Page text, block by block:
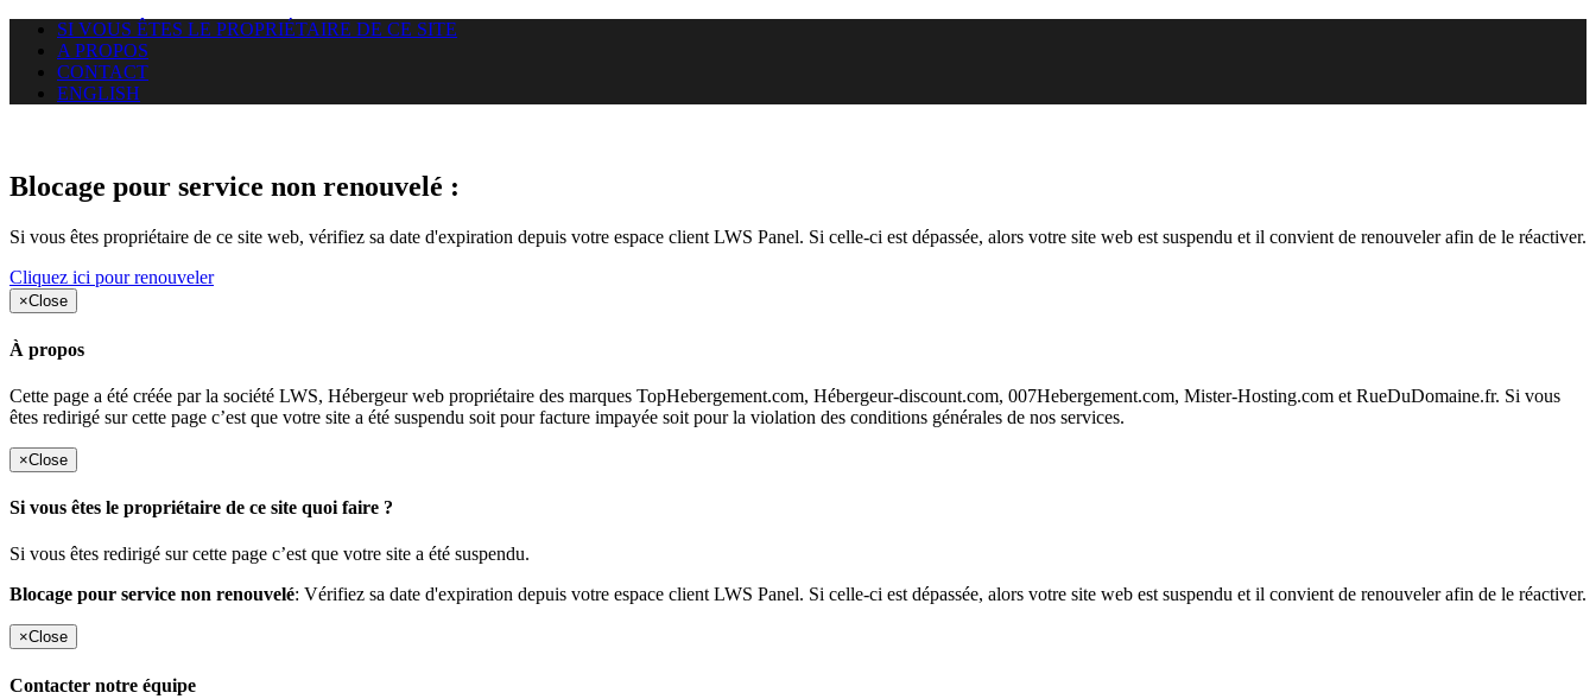
SI VOUS ÊTES LE PROPRIÉTAIRE DE CE SITE
A PROPOS
CONTACT
ENGLISH
Blocage pour service non renouvelé :
Si vous êtes propriétaire de ce site web, vérifiez sa date d'expiration depuis votre espace client LWS Panel. Si celle-ci est dépassée, alors votre site web est suspendu et il convient de renouveler afin de le réactiver.
Cliquez ici pour renouveler
×Close
À propos
Cette page a été créée par la société LWS, Hébergeur web propriétaire des marques TopHebergement.com, Hébergeur-discount.com, 007Hebergement.com, Mister-Hosting.com et RueDuDomaine.fr. Si vous
êtes redirigé sur cette page c’est que votre site a été suspendu soit pour facture impayée soit pour la violation des conditions générales de nos services.
×Close
Si vous êtes le propriétaire de ce site quoi faire ?
Si vous êtes redirigé sur cette page c’est que votre site a été suspendu.
Blocage pour service non renouvelé: Vérifiez sa date d'expiration depuis votre espace client LWS Panel. Si celle-ci est dépassée, alors votre site web est suspendu et il convient de renouveler afin de le réactiver.
×Close
Contacter notre équipe